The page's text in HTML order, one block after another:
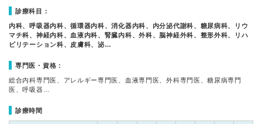
診療科目：
内科、呼吸器内科、循環器内科、消化器内科、内分泌代謝科、糖尿病科、リウ
マチ科、神経内科、血液内科、腎臓内科、外科、脳神経外科、整形外科、リハ
ビリテーション科、皮膚科、泌…
専門医・資格：
総合内科専門医、アレルギー専門医、血液専門医、外科専門医、糖尿病専門
医、呼吸器…
診療時間